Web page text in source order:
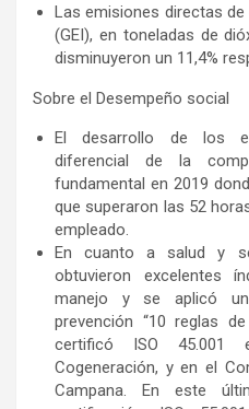
Las emisiones directas
(GEI), en toneladas de
disminuyeron un 11,4%
Sobre el Desempeño social
El desarrollo de los
diferencial de la
fundamental en 2019
que superaron las 52
empleado.
En cuanto a salud y
obtuvieron excelentes
manejo y se aplicó
prevención “10 reglas
certificó ISO
Cogeneración, y en el
Campana. En este